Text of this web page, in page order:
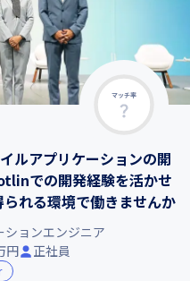
マッチ率
ルアプリケーションの開
での開発経験を活かせ
れる環境で働きませんか
ションエンジニア
円 正社員